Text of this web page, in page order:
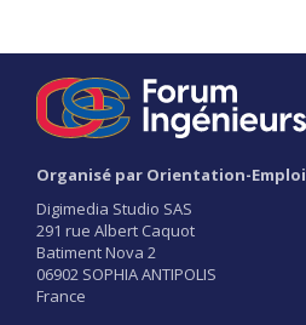
Organisé par Orientation-Emploi
Digimedia Studio SAS
291 rue Albert Caquot
Batiment Nova 2
06902 SOPHIA ANTIPOLIS
France